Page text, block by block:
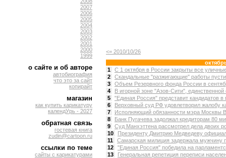
2007
2006
2005
2004
2003
2002
2001
2000
1999
о сайте и об авторе
автобиография
что это за сайт
копирайт
магазин
как купить карикатуру
календУрь - 2027
обратная связь
гостевая книга
zudin@cartoon.ru
ссылки по теме
сайты с карикатурами
<= 2010/10/26
1
С 1 октября в России закрыты все
2
Скандальные "разжигающие" работы
3
Объем Резервного фонда России в
4
В игорной зоне "Азов-Сити",
5
"Единая Россия" представит кандидатов
6
Верховный суд РФ удовлетворил жалобу
7
Исполняющий обязанности мэра Москвы
8
Банк Пугачева задолжал кредиторам 80
9
Суд Манхэттена рассмотрел дела двоих
10
Президенту Дмитрию Медведеву
11
Самарская милиция задержала мужчину
12
"Единая Россия" победила на
13
Генеральная репетиция переписи